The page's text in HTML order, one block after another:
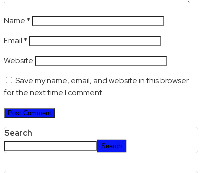
Name*
Email*
Website
Save my name, email, and website in this browser
for the next time I comment.
Search
Search